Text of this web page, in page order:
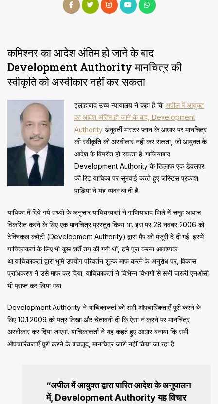
कमिश्नर का आदेश अंतिम हो जाने के बाद
Development Authority मानचित्र की
स्वीकृति को अस्वीकार नहीं कर सकता
इलाहाबाद उच्च न्यायालय ने कहा है किअपील में आयुक्त
का आदेश अंतिम हो जाने के बाद, Development
Authority अनुवर्ती मास्टर प्लान के आधार पर मानचित्र
की स्वीकृति को अस्वीकार नहीं कर सकता, जो आयुक्त के
आदेश के विपरीत हो सकता है. गाजियाबाद
Development Authority के खिलाफ एक डेवलपर
की रिट याचिका पर सुनवाई करते हुए जस्टिस प्रकाश
पाडिया ने यह व्यवस्था दी है.
याचिका में दिये गये तथ्यों के अनुसार याचिकाकर्ता ने गाजियाबाद जिले में समूह आवास
विकसित करने के लिए एक मानचित्र प्रस्तुत किया था. इस पर 28 नवंबर 2006 को
टेक्निकल कमेटी (Development Authority) द्वारा मैप को मंजूरी दे दी गई. इसमें
याचिकाकर्ता के लिए भी कुछ शर्तें तय की गयी थीं, इसे पूरा करना आवश्यक
था.याचिकाकर्ता द्वारा भूमि उपयोग परिवर्तन शुल्क माफ करने के अनुरोध पर, विकास
प्राधिकरण ने उसे माफ कर दिया. याचिकाकर्ता ने विभिन्न विभागों से सभी जरूरी एनओसी
भी प्राप्त कर लिया गया.
Development Authority ने याचिकाकर्ता को सभी औपचारिकताएँ पूरी करने के
लिए 10.1.2009 को पत्र लिखा और चेतावनी दी कि ऐसा न करने पर मानचित्र
अस्वीकार कर दिया जाएगा. याचिकाकर्ता ने यह कहते हुए आधार बनाया कि सभी
औपचारिकताएँ पूरी करने के बावजूद, मानचित्र जारी नहीं किया जा रहा है.
“अपील में आयुक्त द्वारा पारित आदेश के अनुपालन
में, Development Authority यह विचार